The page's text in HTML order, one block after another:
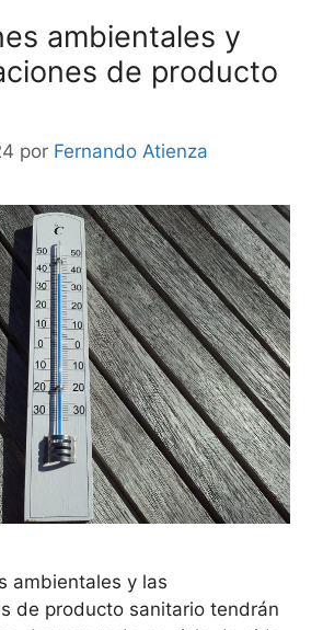
ambientales y
de producto
por Fernando Atienza
ambientales y las
de producto sanitario tendrán